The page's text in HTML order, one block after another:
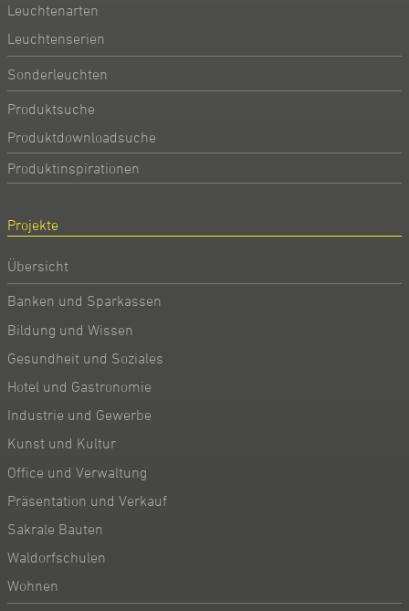
Leuchtenarten
Leuchtenserien
Sonderleuchten
Produktsuche
Produktdownloadsuche
Produktinspirationen
Projekte
Übersicht
Banken und Sparkassen
Bildung und Wissen
Gesundheit und Soziales
Hotel und Gastronomie
Industrie und Gewerbe
Kunst und Kultur
Office und Verwaltung
Präsentation und Verkauf
Sakrale Bauten
Waldorfschulen
Wohnen